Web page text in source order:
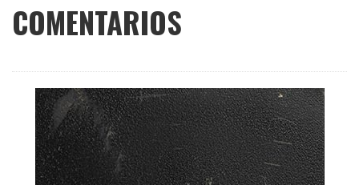
COMENTARIOS